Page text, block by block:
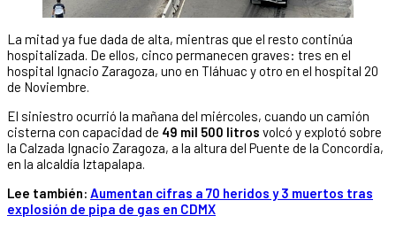
La mitad ya fue dada de alta, mientras que el resto continúa
hospitalizada. De ellos, cinco permanecen graves: tres en el
hospital Ignacio Zaragoza, uno en Tláhuac y otro en el hospital 20
de Noviembre.
El siniestro ocurrió la mañana del miércoles, cuando un camión
cisterna con capacidad de 49 mil 500 litros volcó y explotó sobre
la Calzada Ignacio Zaragoza, a la altura del Puente de la Concordia,
en la alcaldía Iztapalapa.
Lee también: Aumentan cifras a 70 heridos y 3 muertos tras
explosión de pipa de gas en CDMX